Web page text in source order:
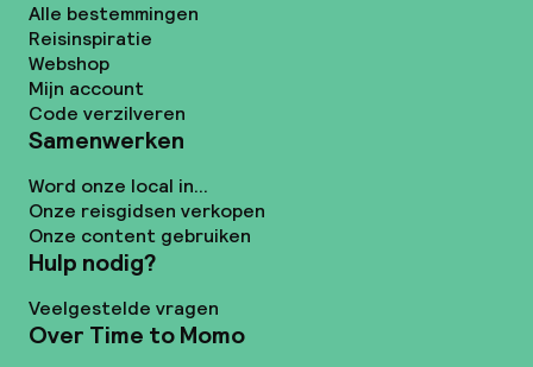
Alle bestemmingen
Reisinspiratie
Webshop
Mijn account
Code verzilveren
Samenwerken
Word onze local in...
Onze reisgidsen verkopen
Onze content gebruiken
Hulp nodig?
Veelgestelde vragen
Over Time to Momo